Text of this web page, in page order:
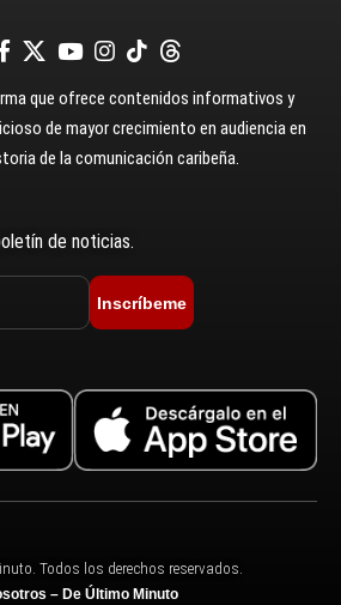
que ofrece contenidos informativos y
de mayor crecimiento en audiencia en
de la comunicación caribeña.
de noticias.
Inscríbeme
Todos los derechos reservados.
– De Último Minuto